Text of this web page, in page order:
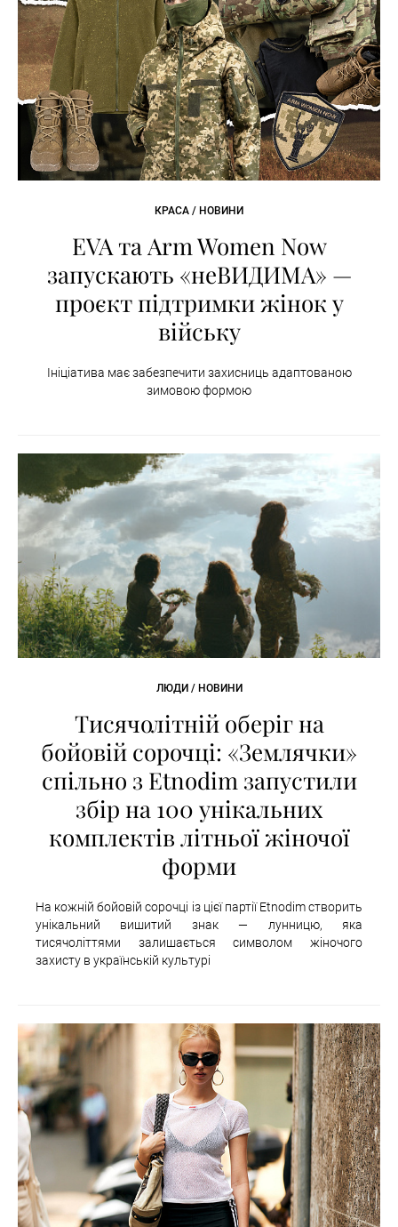
КРАСА / НОВИНИ
EVA та Arm Women Now
запускають «неВИДИМА» —
проєкт підтримки жінок у
війську
Ініціатива має забезпечити захисниць адаптованою
зимовою формою
ЛЮДИ / НОВИНИ
Тисячолітній оберіг на
бойовій сорочці: «Землячки»
спільно з Etnodim запустили
збір на 100 унікальних
комплектів літньої жіночої
форми
На кожній бойовій сорочці із цієї партії Etnodim створить
унікальний вишитий знак — лунницю, яка
тисячоліттями залишається символом жіночого
захисту в українській культурі